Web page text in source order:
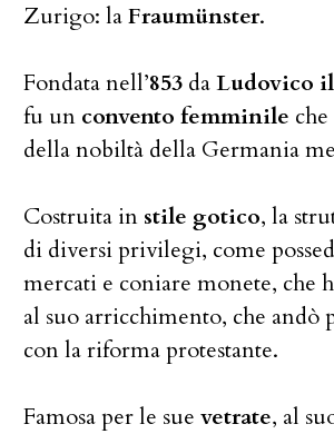
Zurigo: laFraumünster.
Fondata nell’853 daLudovico
fu un convento femminile
della nobiltà della Germania
Costruita in stile gotico, la
di diversi privilegi, come
mercati e coniare monete, che
al suo arricchimento, che andò
con la riforma protestante.
Famosa per le sue vetrate, al